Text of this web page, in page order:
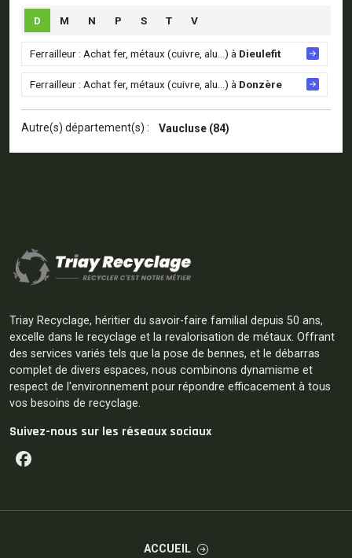
D M N P S T V
Ferrailleur : Achat fer, métaux (cuivre, alu...) à Dieulefit
Ferrailleur : Achat fer, métaux (cuivre, alu...) à Donzère
Autre(s) département(s) : Vaucluse (84)
Triay Recyclage, héritier du savoir-faire familial depuis 50 ans,
excelle dans le recyclage et la revalorisation de métaux. Offrant
des services variés tels que la pose de bennes, et le débarras
complet de divers espaces, nous combinons dynamisme et
respect de l'environnement pour répondre efficacement à tous
vos besoins de recyclage.
Suivez-nous sur les réseaux sociaux
Facebook
ACCUEIL